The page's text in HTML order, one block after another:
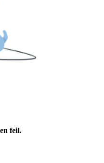
feil.